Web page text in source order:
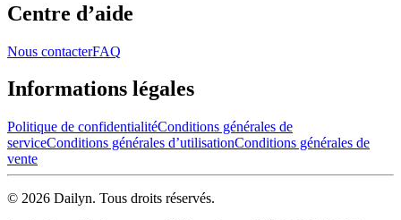
Centre d’aide
Nous contacterFAQ
Informations légales
Politique de confidentialitéConditions générales de
serviceConditions générales d’utilisationConditions générales de
vente
© 2026 Dailyn. Tous droits réservés.